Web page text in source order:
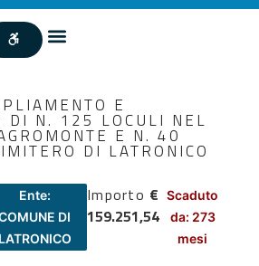
E
DI N. 125 LOCULI NEL
E N. 40
DI LATRONICO
Ente:
DI
LATRONICO
Importo €
159.251,54
Scaduto
da: 273
mesi